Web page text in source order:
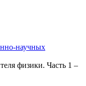
научных
физики. Часть 1 –